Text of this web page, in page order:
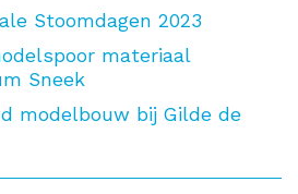
Stoomdagen 2023
materiaal
Sneek
modelbouw bij Gilde de